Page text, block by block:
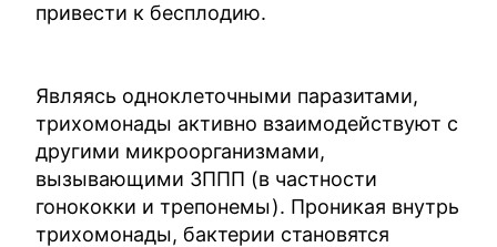
привести к бесплодию.
Являясь одноклеточными паразитами,
трихомонады активно взаимодействуют с
другими микроорганизмами,
вызывающими ЗППП (в частности
гонококки и трепонемы). Проникая внутрь
трихомонады, бактерии становятся